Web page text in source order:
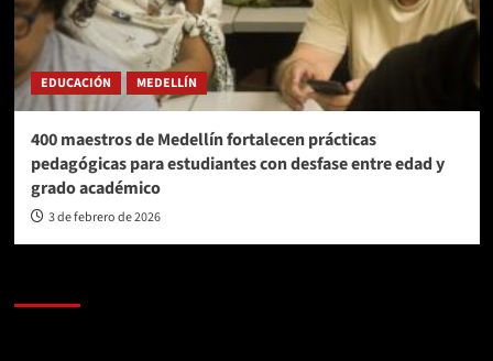
EDUCACIÓN MEDELLÍN
400 maestros de Medellín fortalecen prácticas
pedagógicas para estudiantes con desfase entre edad y
grado académico
3 de febrero de 2026